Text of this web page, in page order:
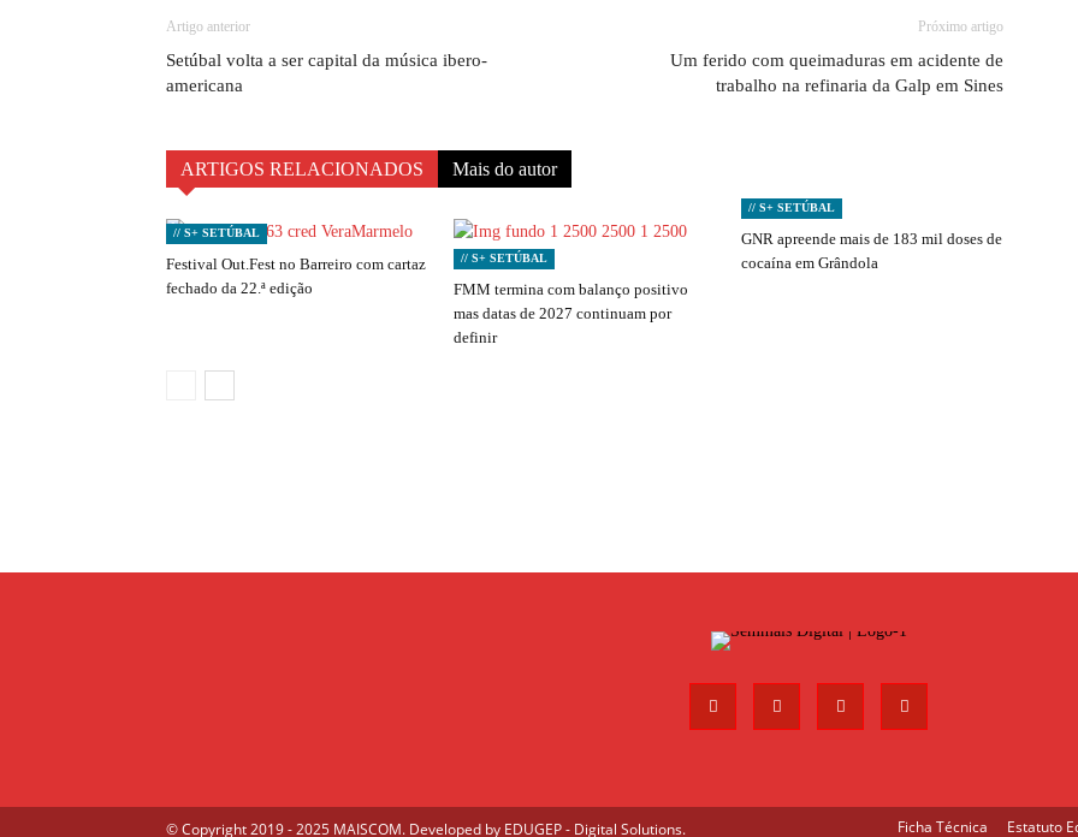
Artigo anterior
Setúbal volta a ser capital da música ibero-
americana
Próximo artigo
Um ferido com queimaduras em acidente de
trabalho na refinaria da Galp em Sines
ARTIGOS RELACIONADOS Mais do autor
// S+ SETÚBAL
Festival Out.Fest no Barreiro com cartaz
fechado da 22.ª edição
// S+ SETÚBAL
FMM termina com balanço positivo
mas datas de 2027 continuam por
definir
// S+ SETÚBAL
GNR apreende mais de 183 mil doses de
cocaína em Grândola
© Copyright 2019 - 2025 MAISCOM. Developed by EDUGEP - Digital Solutions. Ficha Técnica Estatuto